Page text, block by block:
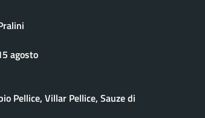
agosto
Pellice, Villar Pellice, Sauze di